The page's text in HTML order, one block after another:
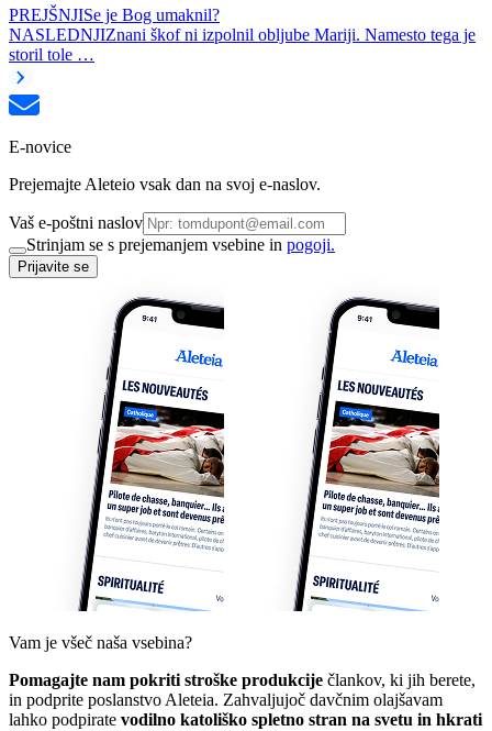
PREJŠNJISe je Bog umaknil?
NASLEDNJIZnani škof ni izpolnil obljube Mariji. Namesto tega je
storil tole …
E-novice
Prejemajte Aleteio vsak dan na svoj e-naslov.
Vaš e-poštni naslov
Strinjam se s prejemanjem vsebine in pogoji.
Prijavite se
Vam je všeč naša vsebina?
Pomagajte nam pokriti stroške produkcije člankov, ki jih berete,
in podprite poslanstvo Aleteia. Zahvaljujoč davčnim olajšavam
lahko podpirate vodilno katoliško spletno stran na svetu in hkrati